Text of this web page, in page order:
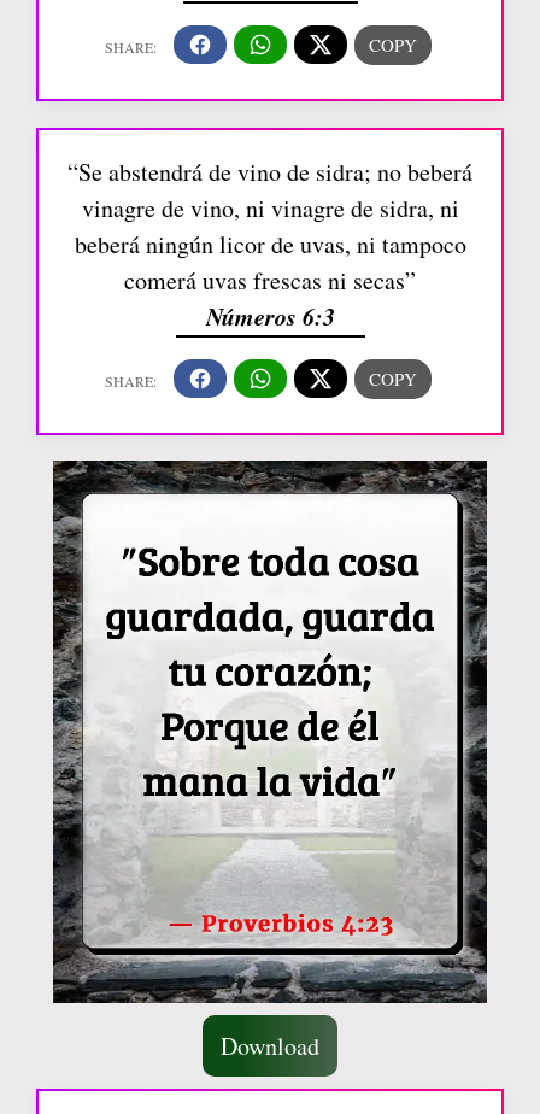
“Se abstendrá de vino de sidra; no beberá
vinagre de vino, ni vinagre de sidra, ni
beberá ningún licor de uvas, ni tampoco
comerá uvas frescas ni secas”
Números 6:3
Download